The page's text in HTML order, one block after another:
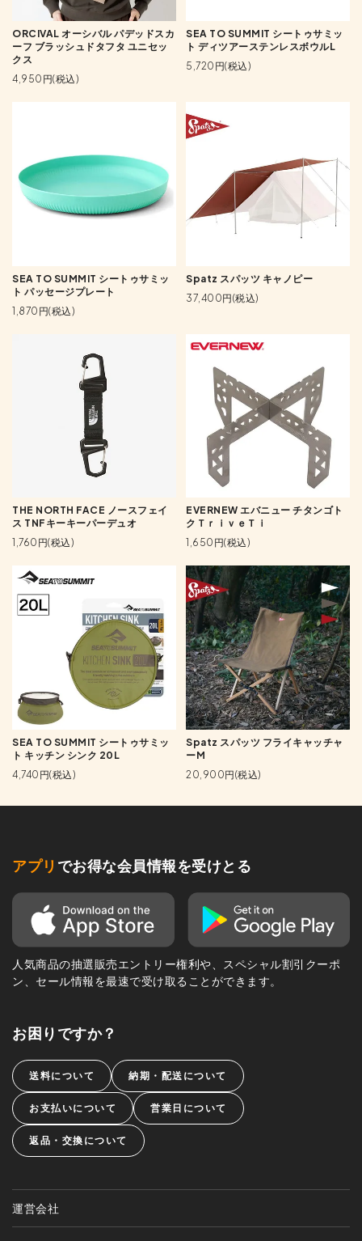
ORCIVAL オーシバル パデッドスカ
ーフ ブラッシュドタフタ ユニセッ
クス
4,950円(税込)
SEA TO SUMMIT シートゥサミッ
ト ディツアーステンレスボウルL
5,720円(税込)
SEA TO SUMMIT シートゥサミッ
ト パッセージプレート
1,870円(税込)
Spatz スパッツ キャノピー
37,400円(税込)
THE NORTH FACE ノースフェイ
ス TNFキーキーパーデュオ
1,760円(税込)
EVERNEW エバニュー チタンゴト
クＴｒｉｖｅＴｉ
1,650円(税込)
SEA TO SUMMIT シートゥサミッ
ト キッチン シンク 20L
4,740円(税込)
Spatz スパッツ フライキャッチャ
ーM
20,900円(税込)
アプリ でお得な会員情報を受けとる
人気商品の抽選販売エントリー権利や、スペシャル割引クーポ
ン、セール情報を最速で受け取ることができます。
お困りですか？
送料について 納期・配送について
お支払いについて 営業日について
返品・交換について
運営会社